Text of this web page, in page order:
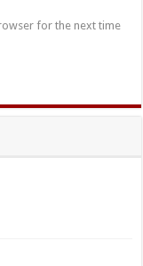
for the next time